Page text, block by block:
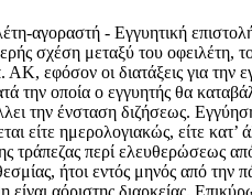
αγοραστή - Εγγυητική
σχέση μεταξύ του οφειλέτη,
ΑΚ, εφόσον οι διατάξεις για
την οποία ο εγγυητής θα
την ένσταση διζήσεως.
είτε ημερολογιακώς, είτε
περί ελευθερώσεως
ήτοι εντός μηνός από την